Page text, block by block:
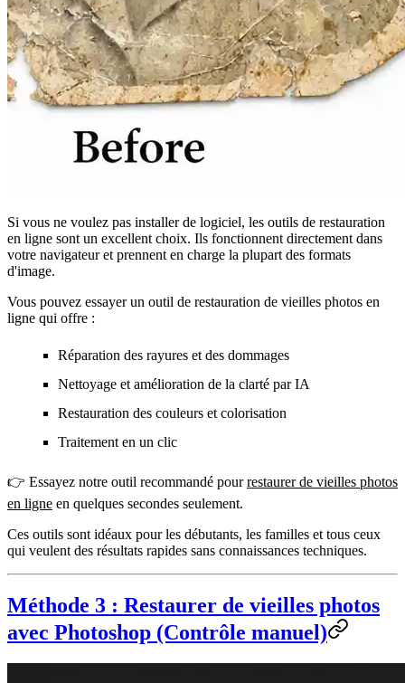
Si vous ne voulez pas installer de logiciel, les outils de restauration
en ligne sont un excellent choix. Ils fonctionnent directement dans
votre navigateur et prennent en charge la plupart des formats
d'image.
Vous pouvez essayer un outil de restauration de vieilles photos en
ligne qui offre :
Réparation des rayures et des dommages
Nettoyage et amélioration de la clarté par IA
Restauration des couleurs et colorisation
Traitement en un clic
👉 Essayez notre outil recommandé pourrestaurer de vieilles photos
en ligne en quelques secondes seulement.
Ces outils sont idéaux pour les débutants, les familles et tous ceux
qui veulent des résultats rapides sans connaissances techniques.
Méthode 3 : Restaurer de vieilles photos
avec Photoshop (Contrôle manuel)